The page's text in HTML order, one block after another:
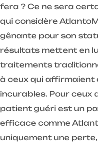
fera ? Ce ne sera
qui considère
gênante pour son
résultats mettent en
traitements
à ceux qui affirmaient
incurables. Pour ceux
patient guéri est un
efficace comme
uniquement une